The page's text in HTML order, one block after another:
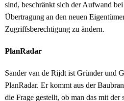
sind, beschränkt sich der Aufwand
Übertragung an den neuen
Zugriffsberechtigung zu ändern.
PlanRadar
Sander van de Rijdt ist Gründer und
PlanRadar. Er kommt aus der
die Frage gestellt, ob man das mit der